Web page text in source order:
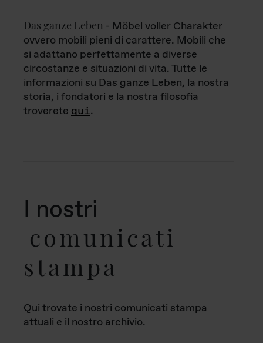
Das ganze Leben - Möbel voller Charakter
ovvero mobili pieni di carattere. Mobili che
si adattano perfettamente a diverse
circostanze e situazioni di vita. Tutte le
informazioni su Das ganze Leben, la nostra
storia, i fondatori e la nostra filosofia
troverete qui.
I nostri
comunicati
stampa
Qui trovate i nostri comunicati stampa
attuali e il nostro archivio.